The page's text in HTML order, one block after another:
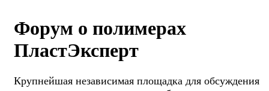
Форум о полимерах
ПластЭксперт
Крупнейшая независимая площадка для обсуждения